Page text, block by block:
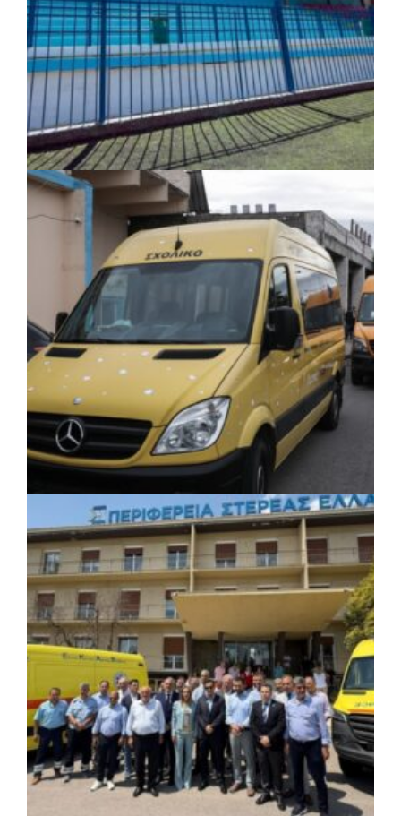
ΤΟΠΙΚΗ ΑΥΤΟΔΙΟΙΚΗΣΗ | 06/08/2026 · 17:35
Δήμος Ηλιούπολης: Εργασίες
αναβάθμισης στα αθλητικά κέντρα ενόψει
της νέας χρονιάς
06/08/2026 · 17:08
Περιφέρεια Κεντρικής Μακεδονίας: Λύση
για τη μεταφορά 16.500 μαθητών